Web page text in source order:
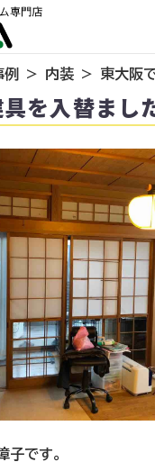
ウス紹介
れ
内装 東大阪
を入替まし
子です。